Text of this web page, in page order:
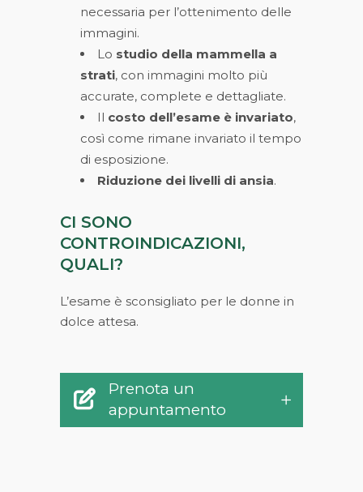
necessaria per l’ottenimento delle
immagini.
Lo studio della mammella a
strati, con immagini molto più
accurate, complete e dettagliate.
Il costo dell’esame è invariato,
così come rimane invariato il tempo
di esposizione.
Riduzione dei livelli di ansia.
CI SONO
CONTROINDICAZIONI,
QUALI?
L’esame è sconsigliato per le donne in
dolce attesa.
Prenota un
appuntamento